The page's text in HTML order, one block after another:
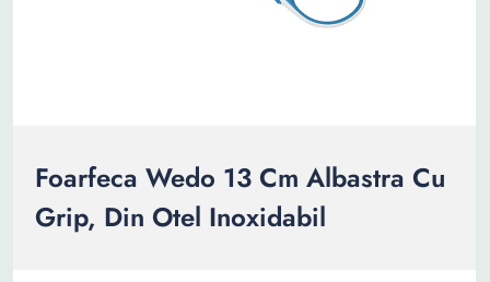
Foarfeca Wedo 13 Cm Albastra Cu
Grip, Din Otel Inoxidabil